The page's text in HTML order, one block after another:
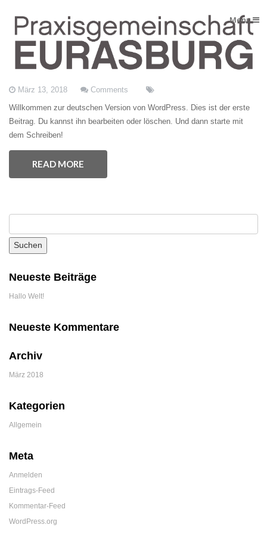
Menu
Hallo Welt!
März 13, 2018
Comments
Willkommen zur deutschen Version von WordPress. Dies ist der erste
Beitrag. Du kannst ihn bearbeiten oder löschen. Und dann starte mit
dem Schreiben!
READ MORE
nach:
Neueste Beiträge
Hallo Welt!
Neueste Kommentare
Archiv
März 2018
Kategorien
Allgemein
Meta
Anmelden
Eintrags-Feed
Kommentar-Feed
WordPress.org